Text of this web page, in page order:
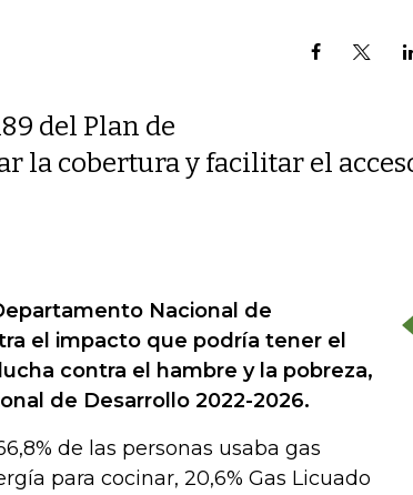
del Plan de
la cobertura y facilitar el
Nacional de
el impacto que podría tener el
contra el hambre y la pobreza,
de Desarrollo 2022-2026.
de las personas usaba gas
para cocinar, 20,6% Gas Licuado